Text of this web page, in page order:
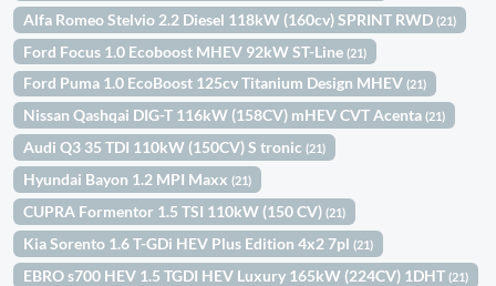
Alfa Romeo Stelvio 2.2 Diesel 118kW (160cv) SPRINT RWD(21)
Ford Focus 1.0 Ecoboost MHEV 92kW ST-Line(21)
Ford Puma 1.0 EcoBoost 125cv Titanium Design MHEV(21)
Nissan Qashqai DIG-T 116kW (158CV) mHEV CVT Acenta(21)
Audi Q3 35 TDI 110kW (150CV) S tronic(21)
Hyundai Bayon 1.2 MPI Maxx(21)
CUPRA Formentor 1.5 TSI 110kW (150 CV)(21)
Kia Sorento 1.6 T-GDi HEV Plus Edition 4x2 7pl(21)
EBRO s700 HEV 1.5 TGDI HEV Luxury 165kW (224CV) 1DHT(21)